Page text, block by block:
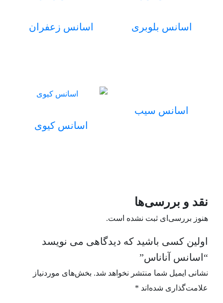
اسانس بلوبری اسانس زعفران
اسانس سیب
اسانس کیوی
نقد و بررسی‌ها
هنوز بررسی‌ای ثبت نشده است.
اولین کسی باشید که دیدگاهی می نویسد
“اسانس آناناس”
نشانی ایمیل شما منتشر نخواهد شد. بخش‌های موردنیاز
علامت‌گذاری شده‌اند *